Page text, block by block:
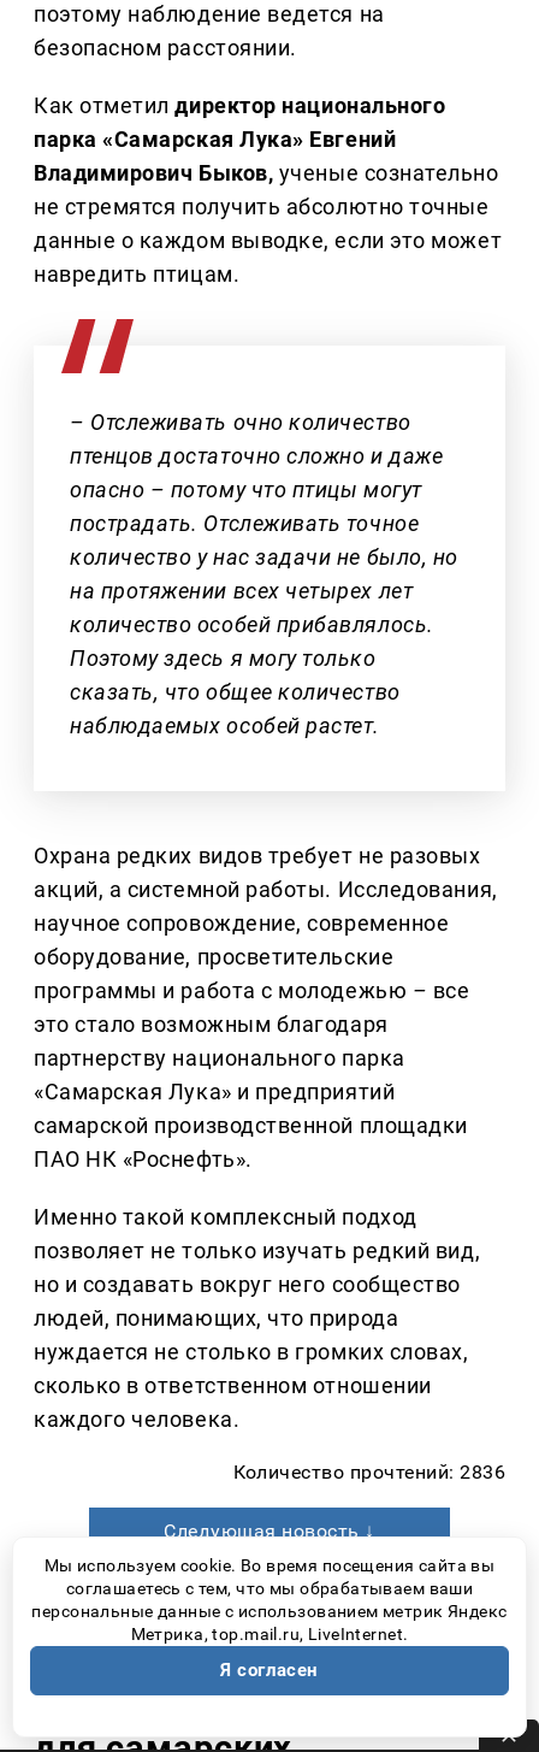
поэтому наблюдение ведется на
безопасном расстоянии.
Как отметилдиректор национального
парка «Самарская Лука» Евгений
Владимирович Быков, ученые сознательно
не стремятся получить абсолютно точные
данные о каждом выводке, если это может
навредить птицам.
– Отслеживать очно количество
птенцов достаточно сложно и даже
опасно – потому что птицы могут
пострадать. Отслеживать точное
количество у нас задачи не было, но
на протяжении всех четырех лет
количество особей прибавлялось.
Поэтому здесь я могу только
сказать, что общее количество
наблюдаемых особей растет.
Охрана редких видов требует не разовых
акций, а системной работы. Исследования,
научное сопровождение, современное
оборудование, просветительские
программы и работа с молодежью – все
это стало возможным благодаря
партнерству национального парка
«Самарская Лука» и предприятий
самарской производственной площадки
ПАО НК «Роснефть».
Именно такой комплексный подход
позволяет не только изучать редкий вид,
но и создавать вокруг него сообщество
людей, понимающих, что природа
нуждается не столько в громких словах,
сколько в ответственном отношении
каждого человека.
Количество прочтений: 2836
Следующая новость ↓
Новости Самары 22 часа назад
Сдачу ЕГЭ хотят отменить
Мы используем cookie. Во время посещения сайта вы
соглашаетесь с тем, что мы обрабатываем ваши
персональные данные с использованием метрик Яндекс
Метрика, top.mail.ru, LiveInternet.
Я согласен